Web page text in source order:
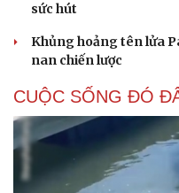
sức hút
Khủng hoảng tên lửa
nan chiến lược
CUỘC SỐNG ĐÓ